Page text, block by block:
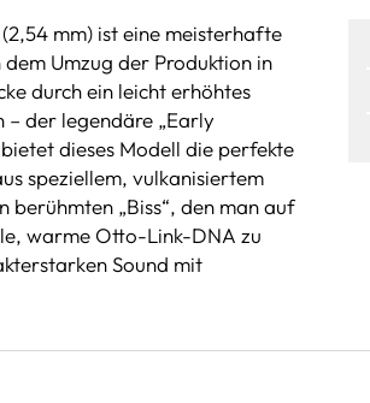
mm) ist eine meisterhafte
Umzug der Produktion in
durch ein leicht erhöhtes
– der legendäre „Early
dieses Modell die perfekte
speziellem, vulkanisiertem
berühmten „Biss“, den man auf
warme Otto-Link-DNA zu
Sound mit